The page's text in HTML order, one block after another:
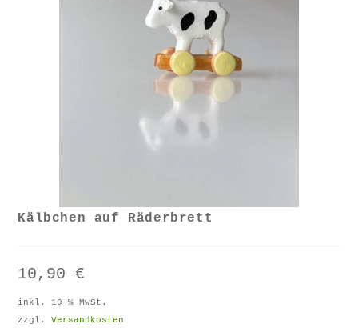
Kälbchen auf Räderbrett
10,90 €
inkl. 19 % MwSt.
zzgl.Versandkosten